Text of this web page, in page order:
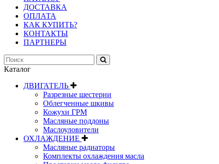
ДОСТАВКА
ОПЛАТА
КАК КУПИТЬ?
КОНТАКТЫ
ПАРТНЕРЫ
Каталог
ДВИГАТЕЛЬ
Разрезные шестерни
Облегченные шкивы
Кожухи ГРМ
Масляные поддоны
Маслоуловители
ОХЛАЖДЕНИЕ
Масляные радиаторы
Комплекты охлаждения масла